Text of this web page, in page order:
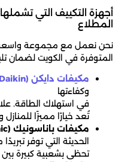
أجهزة التكييف التي
المطلاع
نحن نعمل مع مجموعة
المتوفرة في الكويت لضمان
مكيفات دايكن (Daikin)
وكفاءتها
في استهلاك الطاقة.
تُعد خيارًا مميزًا للمنازل
مكيفات باناسونيك (Panasonic):
الحديثة التي توفر تبريدًا
تحظى بشعبية كبيرة بين